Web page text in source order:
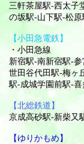
三軒茶屋駅-西太子
の坂駅-山下駅-松
【小田急電鉄】
・小田急線
新宿駅-南新宿駅-
世田谷代田駅-梅ヶ
駅-成城学園前駅-喜
【北総鉄道】
京成高砂駅-新柴又
【ゆりかもめ】